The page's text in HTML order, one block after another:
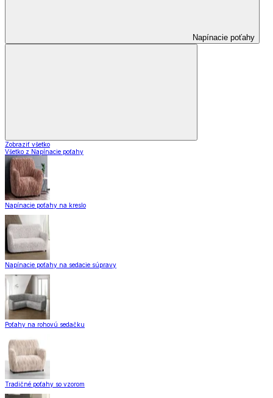
Napínacie poťahy
Zobraziť všetko
Všetko z Napínacie poťahy
Napínacie poťahy na kreslo
Napínacie poťahy na sedacie súpravy
Poťahy na rohovú sedačku
Tradičné poťahy so vzorom